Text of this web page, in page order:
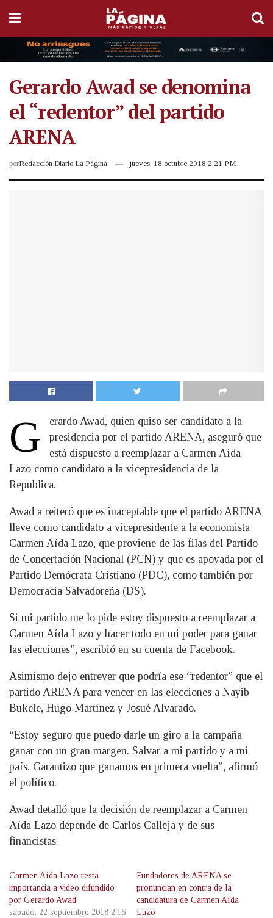
Gerardo Awad se denomina
el “redentor” del partido
ARENA
porRedacción Diario La Página jueves, 18 octubre 2018 2:21 PM
G
erardo Awad, quien quiso ser candidato a la
presidencia por el partido ARENA, aseguró que
está dispuesto a reemplazar a Carmen Aída
Lazo como candidato a la vicepresidencia de la
Republica.
Awad a reiteró que es inaceptable que el partido ARENA
lleve como candidato a vicepresidente a la economista
Carmen Aída Lazo, que proviene de las filas del Partido
de Concertación Nacional (PCN) y que es apoyada por el
Partido Demócrata Cristiano (PDC), como también por
Democracia Salvadoreña (DS).
Si mi partido me lo pide estoy dispuesto a reemplazar a
Carmen Aída Lazo y hacer todo en mi poder para ganar
las elecciones”, escribió en su cuenta de Facebook.
Asimismo dejo entrever que podría ese “redentor” que el
partido ARENA para vencer en las elecciones a Nayib
Bukele, Hugo Martínez y Josué Alvarado.
“Estoy seguro que puedo darle un giro a la campaña
ganar con un gran margen. Salvar a mi partido y a mi
país. Garantizo que ganamos en primera vuelta”, afirmó
el político.
Awad detalló que la decisión de reemplazar a Carmen
Aída Lazo depende de Carlos Calleja y de sus
financistas.
Carmen Aída Lazo resta
importancia a video difundido
por Gerardo Awad
sábado, 22 septiembre 2018 2:16
Fundadores de ARENA se
pronuncian en contra de la
candidatura de Carmen Aída
Lazo